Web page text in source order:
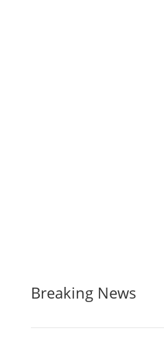
Breaking News